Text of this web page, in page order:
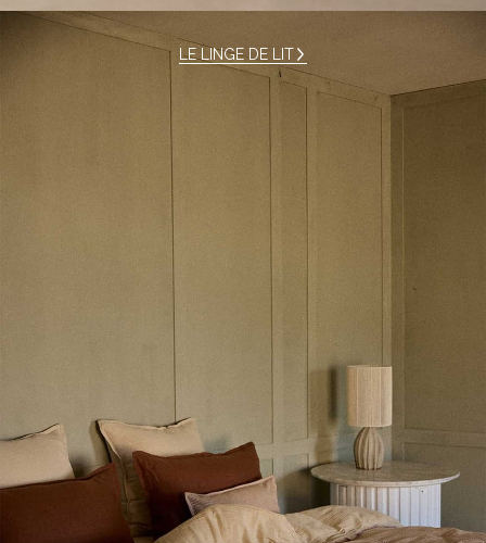
LE LINGE DE LIT